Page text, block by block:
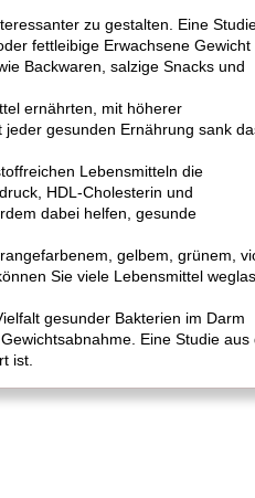
zu gestalten. Eine
fettleibige Erwachsene Gewicht
Backwaren, salzige Snacks und
ernährten, mit höherer
gesunden Ernährung sank
Lebensmitteln die
HDL-Cholesterin und
dabei helfen, gesunde
gelbem, grünem,
Sie viele Lebensmittel
gesunder Bakterien im Darm
Eine Studie aus
ist.